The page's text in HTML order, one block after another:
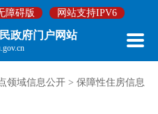
障碍版 网站支持IPV6
政府门户网站
领域信息公开 > 保障性住房信息